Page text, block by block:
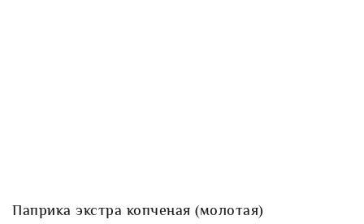
Паприка экстра копченая (молотая)